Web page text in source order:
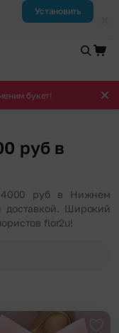
Установить
букет!
руб в
руб в Нижнем
доставкой. Широкий
flor2u!